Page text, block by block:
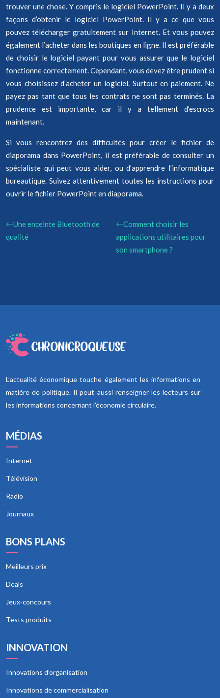
trouver une chose. Y compris le logiciel PowerPoint. Il y a deux
façons d’obtenir le logiciel PowerPoint. Il y a ce que vous
pouvez télécharger gratuitement sur Internet. Et vous pouvez
également l’acheter dans les boutiques en ligne. Il est préférable
de choisir le logiciel payant pour vous assurer que le logiciel
fonctionne correctement. Cependant, vous devez être prudent si
vous choisissez d’acheter un logiciel. Surtout en paiement. Ne
payez pas tant que tous les contrats ne sont pas terminés. La
prudence est importante, car il y a tellement d’escrocs
maintenant.
Si vous rencontrez des difficultés pour créer le fichier de
diaporama dans PowerPoint, il est préférable de consulter un
spécialiste qui peut vous aider, ou d’apprendre l’informatique
bureautique. Suivez attentivement toutes les instructions pour
ouvrir le fichier PowerPoint en diaporama.
Une enceinte Bluetooth de
qualité
Comment choisir les
applications utilitaires pour
son smartphone ?
L’actualité économique touche également les informations en
matière de politique. Il peut aussi renseigner les lecteurs sur
les informations concernant l’économie circulaire.
MÉDIAS
Internet
Télévision
Radio
Journaux
BONS PLANS
Meilleurs prix
Deals
Jeux-concours
Tests produits
INNOVATION
Innovations d’organisation
Innovations de commercialisation